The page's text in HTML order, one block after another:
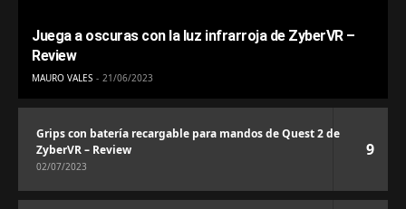
Juega a oscuras con la luz infrarroja de ZyberVR –
Review
MAURO VALES 21/06/2023
Grips con batería recargable para mandos de Quest 2 de
ZyberVR – Review
02/07/2023
9